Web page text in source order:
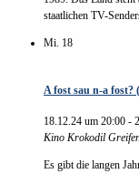
staatlichen TV-
Mi. 18
A fost sau n-a fost?
18.12.24 um 20:00 -
Kino Krokodil
Es gibt die langen